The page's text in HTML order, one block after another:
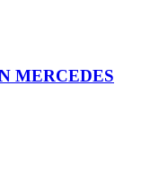
MERCEDES